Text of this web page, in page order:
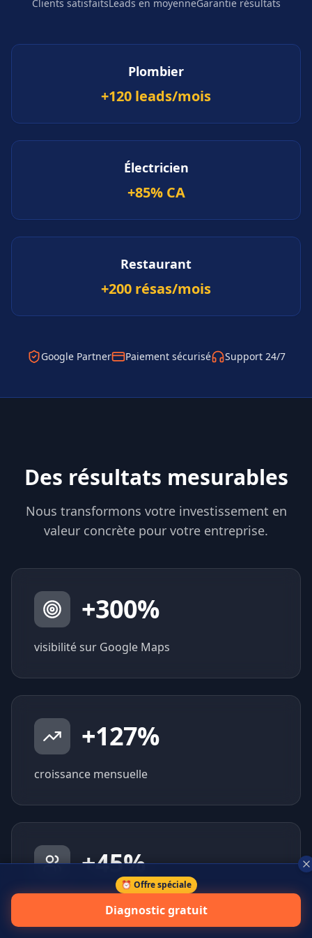
Clients satisfaitsLeads en moyenneGarantie résultats
Plombier
+120 leads/mois
Électricien
+85% CA
Restaurant
+200 résas/mois
Google Partner Paiement sécurisé Support 24/7
Des résultats mesurables
Nous transformons votre investissement en
valeur concrète pour votre entreprise.
+300%
visibilité sur Google Maps
+127%
croissance mensuelle
+45%
⏰ Offre spéciale
Diagnostic gratuit